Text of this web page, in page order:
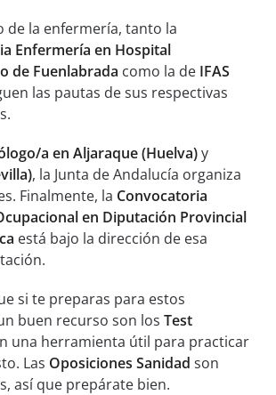
de la enfermería, tanto la
Enfermería en Hospital
de Fuenlabrada como la de IFAS
las pautas de sus respectivas
a en Aljaraque (Huelva)y
, la Junta de Andalucía organiza
Finalmente, la Convocatoria
en Diputación Provincial
está bajo la dirección de esa
si te preparas para estos
buen recurso son los Test
una herramienta útil para practicar
Las Oposiciones Sanidad son
así que prepárate bien.